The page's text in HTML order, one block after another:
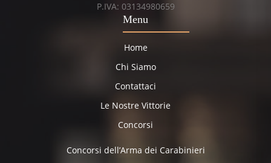
P.IVA: 03134980659
Menu
Home
Chi Siamo
Contattaci
Le Nostre Vittorie
Concorsi
Concorsi dell’Arma dei Carabinieri